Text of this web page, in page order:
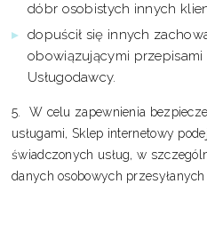
dóbr osobistych innych
dopuścił się innych
obowiązującymi
Usługodawcy.
W celu zapewnienia
usługami, Sklep internetowy
świadczonych usług, w
danych osobowych przesyłanych